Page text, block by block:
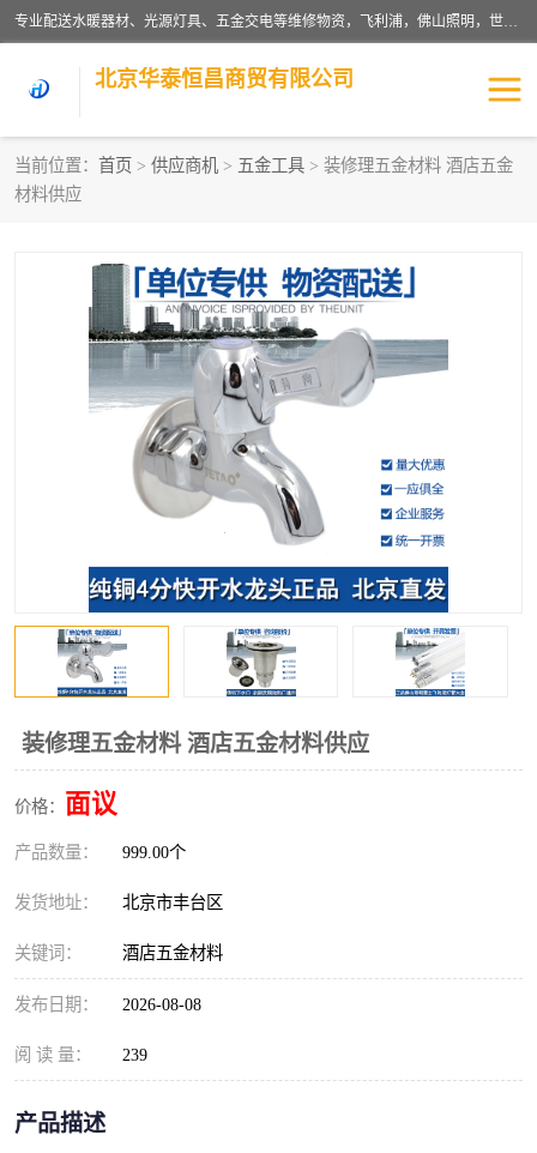
专业配送水暖器材、光源灯具、五金交电等维修物资，飞利浦，佛山照明，世达，博世，九牧，特陶等各产品涉及国内外知名品牌。公司专注与物业、学校、酒店、工厂等单位合作，提供一站式配送服务，降低客户综合成本。依托电子商务改变传统模式，以专业的团队为客户提供24H物资配送到达，货到月结、统一开票，便捷退换等服务，提高了企业的运营效率。
北京华泰恒昌商贸有限公司
当前位置： 首页 > 供应商机 > 五金工具 > 装修理五金材料 酒店五金
材料供应
装修理五金材料 酒店五金材料供应
价格： 面议
产品数量： 999.00个
发货地址： 北京市丰台区
关键词： 酒店五金材料
发布日期： 2026-08-08
阅 读 量： 239
产品描述
水暖阀门
五金工具 涂料辅材